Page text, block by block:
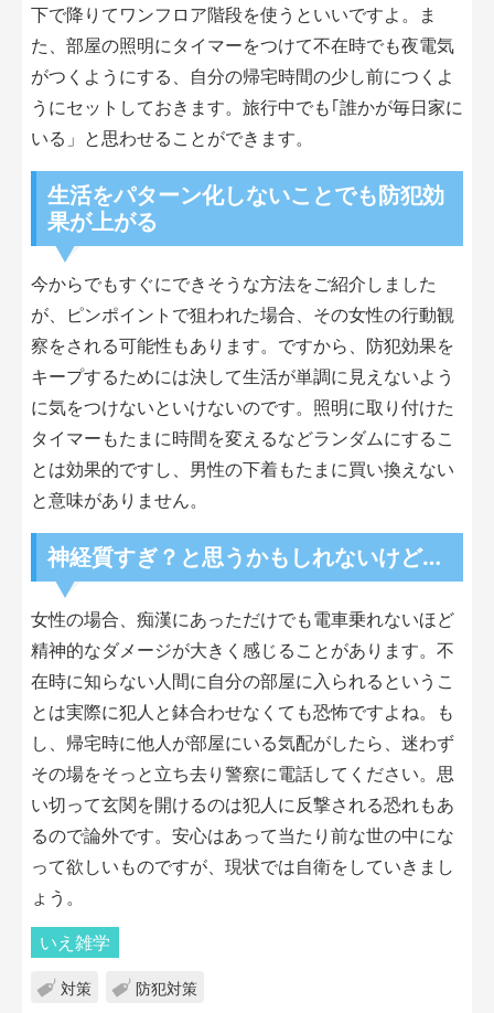
下で降りてワンフロア階段を使うといいですよ。ま
た、部屋の照明にタイマーをつけて不在時でも夜電気
がつくようにする、自分の帰宅時間の少し前につくよ
うにセットしておきます。旅行中でも｢誰かが毎日家に
いる」と思わせることができます。
生活をパターン化しないことでも防犯効
果が上がる
今からでもすぐにできそうな方法をご紹介しました
が、ピンポイントで狙われた場合、その女性の行動観
察をされる可能性もあります。ですから、防犯効果を
キープするためには決して生活が単調に見えないよう
に気をつけないといけないのです。照明に取り付けた
タイマーもたまに時間を変えるなどランダムにするこ
とは効果的ですし、男性の下着もたまに買い換えない
と意味がありません。
神経質すぎ？と思うかもしれないけど…
女性の場合、痴漢にあっただけでも電車乗れないほど
精神的なダメージが大きく感じることがあります。不
在時に知らない人間に自分の部屋に入られるというこ
とは実際に犯人と鉢合わせなくても恐怖ですよね。も
し、帰宅時に他人が部屋にいる気配がしたら、迷わず
その場をそっと立ち去り警察に電話してください。思
い切って玄関を開けるのは犯人に反撃される恐れもあ
るので論外です。安心はあって当たり前な世の中にな
って欲しいものですが、現状では自衛をしていきまし
ょう。
いえ雑学
対策 防犯対策